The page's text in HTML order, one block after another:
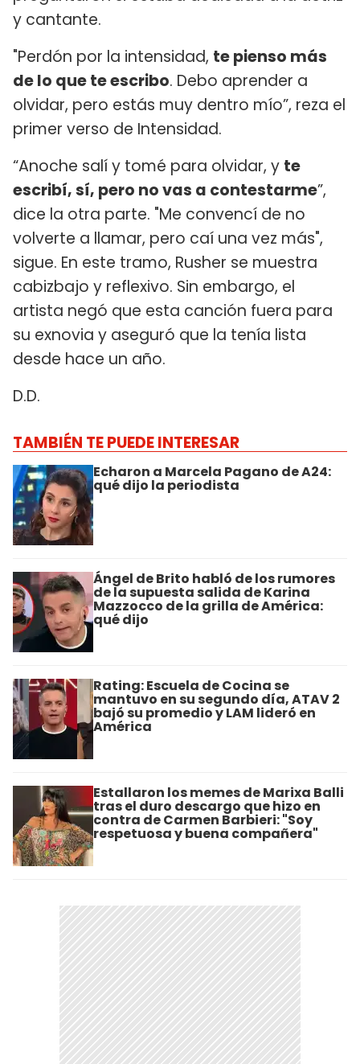
y cantante.
"Perdón por la intensidad, te pienso más
de lo que te escribo. Debo aprender a
olvidar, pero estás muy dentro mío”, reza el
primer verso de Intensidad.
“Anoche salí y tomé para olvidar, y te
escribí, sí, pero no vas a contestarme”,
dice la otra parte. "Me convencí de no
volverte a llamar, pero caí una vez más",
sigue. En este tramo, Rusher se muestra
cabizbajo y reflexivo. Sin embargo, el
artista negó que esta canción fuera para
su exnovia y aseguró que la tenía lista
desde hace un año.
D.D.
TAMBIÉN TE PUEDE INTERESAR
Echaron a Marcela Pagano de A24:
qué dijo la periodista
Ángel de Brito habló de los rumores
de la supuesta salida de Karina
Mazzocco de la grilla de América:
qué dijo
Rating: Escuela de Cocina se
mantuvo en su segundo día, ATAV 2
bajó su promedio y LAM lideró en
América
Estallaron los memes de Marixa Balli
tras el duro descargo que hizo en
contra de Carmen Barbieri: "Soy
respetuosa y buena compañera"